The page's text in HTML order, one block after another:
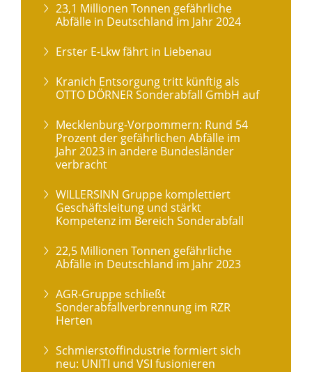
23,1 Millionen Tonnen gefährliche
Abfälle in Deutschland im Jahr 2024
Erster E-Lkw fährt in Liebenau
Kranich Entsorgung tritt künftig als
OTTO DÖRNER Sonderabfall GmbH auf
Mecklenburg-Vorpommern: Rund 54
Prozent der gefährlichen Abfälle im
Jahr 2023 in andere Bundesländer
verbracht
WILLERSINN Gruppe komplettiert
Geschäftsleitung und stärkt
Kompetenz im Bereich Sonderabfall
22,5 Millionen Tonnen gefährliche
Abfälle in Deutschland im Jahr 2023
AGR-Gruppe schließt
Sonderabfallverbrennung im RZR
Herten
Schmierstoffindustrie formiert sich
neu: UNITI und VSI fusionieren